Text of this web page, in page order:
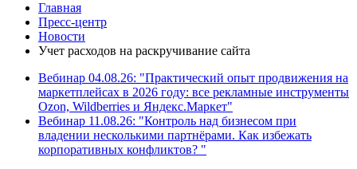
Главная
Пресс-центр
Новости
Учет расходов на раскручивание сайта
Вебинар 04.08.26: "Практический опыт продвижения на
маркетплейсах в 2026 году: все рекламные инструменты
Ozon, Wildberries и Яндекс.Маркет"
Вебинар 11.08.26: "Контроль над бизнесом при
владении несколькими партнёрами. Как избежать
корпоративных конфликтов? "